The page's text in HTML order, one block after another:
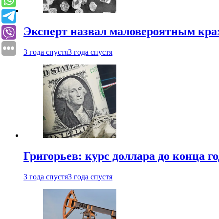
Эксперт назвал маловероятным
3 года спустя3 года спустя
Григорьев: курс доллара до конца
3 года спустя3 года спустя